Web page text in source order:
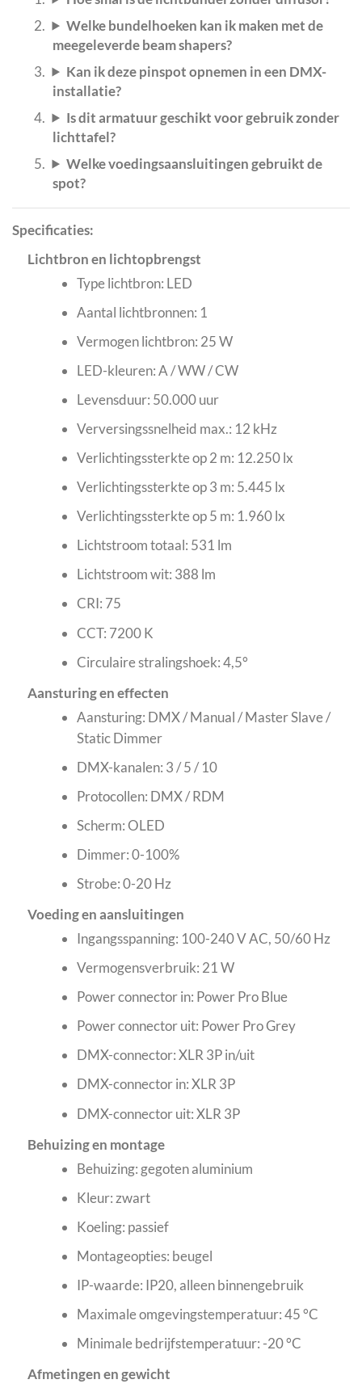
Welke bundelhoeken kan ik maken met de
meegeleverde beam shapers?
Kan ik deze pinspot opnemen in een DMX-
installatie?
Is dit armatuur geschikt voor gebruik zonder
lichttafel?
Welke voedingsaansluitingen gebruikt de
spot?
Specificaties:
Lichtbron en lichtopbrengst
Type lichtbron: LED
Aantal lichtbronnen: 1
Vermogen lichtbron: 25 W
LED-kleuren: A / WW / CW
Levensduur: 50.000 uur
Verversingssnelheid max.: 12 kHz
Verlichtingssterkte op 2 m: 12.250 lx
Verlichtingssterkte op 3 m: 5.445 lx
Verlichtingssterkte op 5 m: 1.960 lx
Lichtstroom totaal: 531 lm
Lichtstroom wit: 388 lm
CRI: 75
CCT: 7200 K
Circulaire stralingshoek: 4,5°
Aansturing en effecten
Aansturing: DMX / Manual / Master Slave /
Static Dimmer
DMX-kanalen: 3 / 5 / 10
Protocollen: DMX / RDM
Scherm: OLED
Dimmer: 0-100%
Strobe: 0-20 Hz
Voeding en aansluitingen
Ingangsspanning: 100-240 V AC, 50/60 Hz
Vermogensverbruik: 21 W
Power connector in: Power Pro Blue
Power connector uit: Power Pro Grey
DMX-connector: XLR 3P in/uit
DMX-connector in: XLR 3P
DMX-connector uit: XLR 3P
Behuizing en montage
Behuizing: gegoten aluminium
Kleur: zwart
Koeling: passief
Montageopties: beugel
IP-waarde: IP20, alleen binnengebruik
Maximale omgevingstemperatuur: 45 °C
Minimale bedrijfstemperatuur: -20 °C
Afmetingen en gewicht